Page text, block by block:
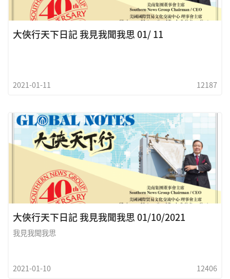
大俠行天下日記 我見我聞我思 01/ 11
2021-01-11 12187
大俠行天下日記 我見我聞我思 01/10/2021
我見我聞我思
2021-01-10 12406